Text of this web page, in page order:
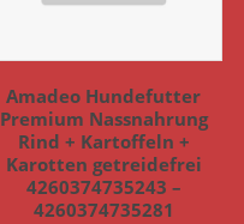
Amadeo Hundefutter
Premium Nassnahrung
Rind + Kartoffeln +
Karotten getreidefrei
4260374735243 –
4260374735281